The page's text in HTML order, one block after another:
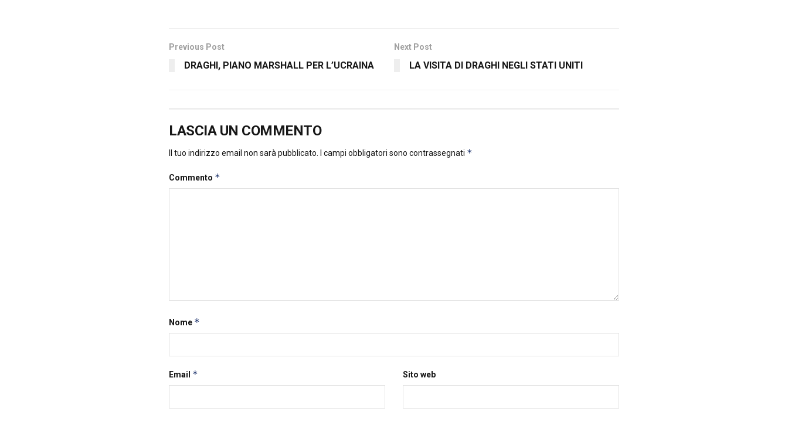
Previous Post
DRAGHI, PIANO MARSHALL PER L’UCRAINA
Next Post
LA VISITA DI DRAGHI NEGLI STATI UNITI
LASCIA UN COMMENTO
Il tuo indirizzo email non sarà pubblicato. I campi obbligatori sono contrassegnati *
Commento *
Nome *
Email * Sito web